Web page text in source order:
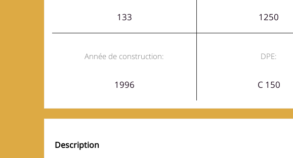
133 1250
Année de construction:
1996
DPE:
C 150
Description